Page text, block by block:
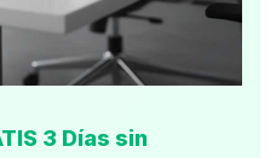
3 Días sin